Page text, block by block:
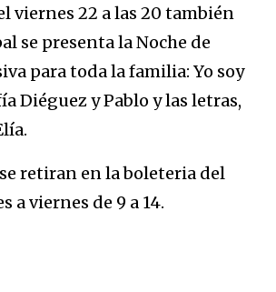
viernes 22 a las 20 también
se presenta la Noche de
para toda la familia: Yo soy
Diéguez y Pablo y las letras,
retiran en la boleteria del
a viernes de 9 a 14.